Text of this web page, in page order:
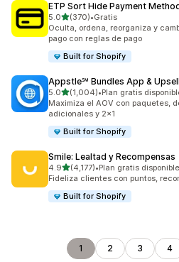
ETP Sort Hide Payment
5.0de 5 estrellas
(370)
370 reseñas en total
•Gratis
Oculta, ordena, reorganiza y
pago con reglas de pago
Built for Shopify
Appstle℠ Bundles App &
5.0de 5 estrellas
(1,004)
1004 reseñas en total
•Plan gratis
Maximiza el AOV con paquetes,
adicionales y 2x1
Built for Shopify
Smile: Lealtad y Recompensas
4.9de 5 estrellas
(4,177)
4177 reseñas en total
•Plan gratis disponible
Fideliza clientes con puntos,
Built for Shopify
1 2 3 4